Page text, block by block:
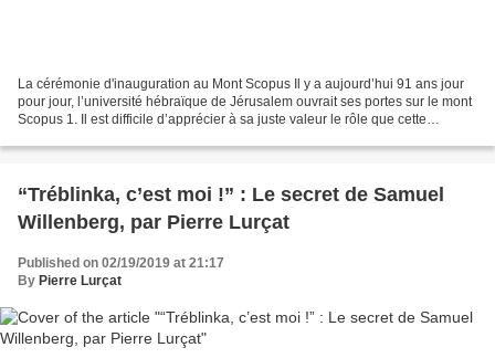
La cérémonie d'inauguration au Mont Scopus Il y a aujourd’hui 91 ans jour
pour jour, l’université hébraïque de Jérusalem ouvrait ses portes sur le mont
Scopus 1. Il est difficile d’apprécier à sa juste valeur le rôle que cette
“Tréblinka, c’est moi !” : Le secret de Samuel
Willenberg, par Pierre Lurçat
Published on 02/19/2019 at 21:17
By Pierre Lurçat